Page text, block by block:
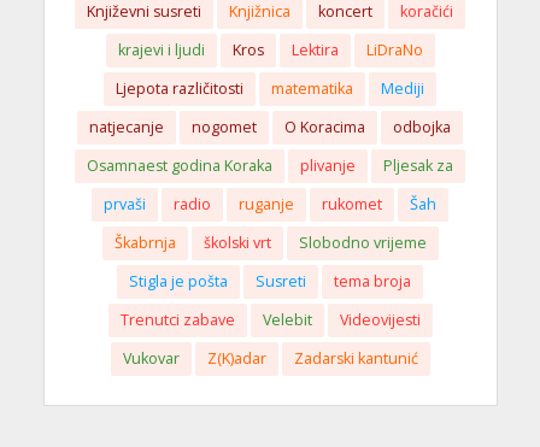
Književni susreti
Knjižnica koncert
koračići
krajevi i ljudi
Kros Lektira
LiDraNo
Ljepota različitosti
matematika
Mediji
natjecanje
nogomet O Koracima
odbojka
Osamnaest godina Koraka
plivanje
Pljesak za
prvaši
radio ruganje rukomet
Šah
Škabrnja
školski vrt
Slobodno vrijeme
Stigla je pošta
Susreti
tema broja
Trenutci zabave
Velebit
Videovijesti
Vukovar
Z(K)adar Zadarski kantunić